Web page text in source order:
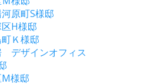
原町S様邸
区H様邸
町Ｋ様邸
デザインオフィス
M様邸